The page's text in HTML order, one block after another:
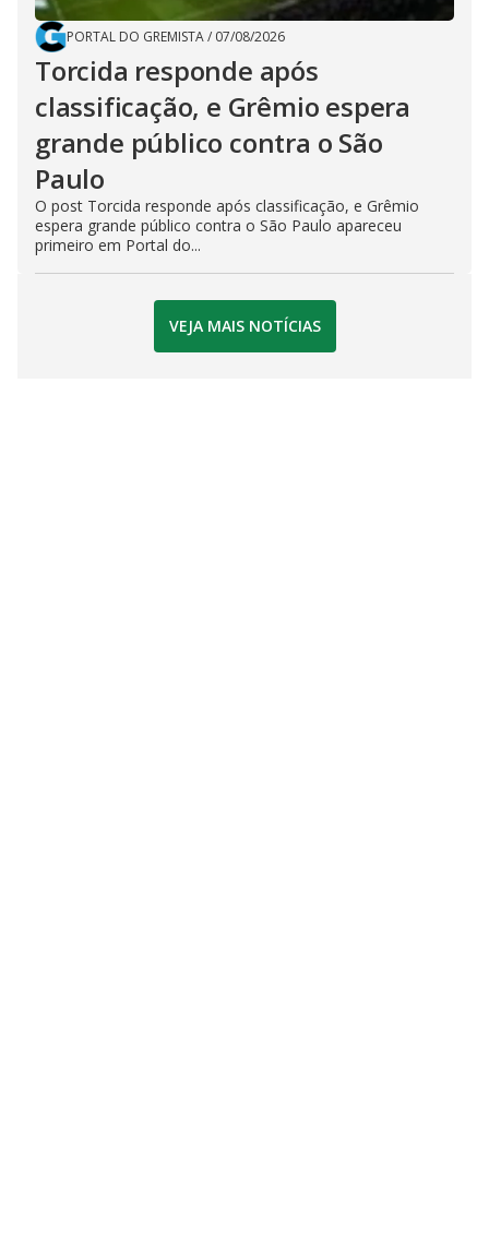
PORTAL DO GREMISTA/ 07/08/2026
Torcida responde após
classificação, e Grêmio espera
grande público contra o São
Paulo
O post Torcida responde após classificação, e Grêmio
espera grande público contra o São Paulo apareceu
primeiro em Portal do...
VEJA MAIS NOTÍCIAS